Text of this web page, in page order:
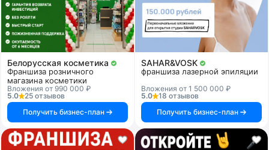
Белорусская косметика
Франшиза розничного
магазина косметики
Вложения от 990 000 ₽
5.0
25 отзывов
Получить бизнес-план
SAHAR&VOSK
франшиза лазерной эпиляции
Вложения от 1 500 000 ₽
5.0
18 отзывов
Получить бизнес-план